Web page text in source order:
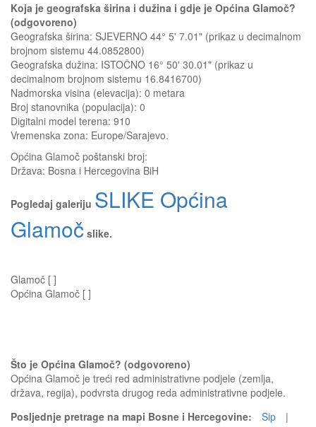
Koja je geografska širina i dužina i gdje je Općina Glamoč?
(odgovoreno)
Geografska širina: SJEVERNO 44° 5' 7.01" (prikaz u decimalnom
brojnom sistemu 44.0852800)
Geografska dužina: ISTOČNO 16° 50' 30.01" (prikaz u
decimalnom brojnom sistemu 16.8416700)
Nadmorska visina (elevacija): 0 metara
Broj stanovnika (populacija): 0
Digitalni model terena: 910
Vremenska zona: Europe/Sarajevo.
Općina Glamoč poštanski broj:
Država: Bosna i Hercegovina BiH
Pogledaj galeriju SLIKE Općina
Glamoč slike.
Glamoč [ ]
Općina Glamoč [ ]
Što je Općina Glamoč? (odgovoreno)
Općina Glamoč je treći red administrativne podjele (zemlja,
država, regija), podvrsta drugog reda administrativne podjele.
Posljednje pretrage na mapi Bosne i Hercegovine:
Sip |